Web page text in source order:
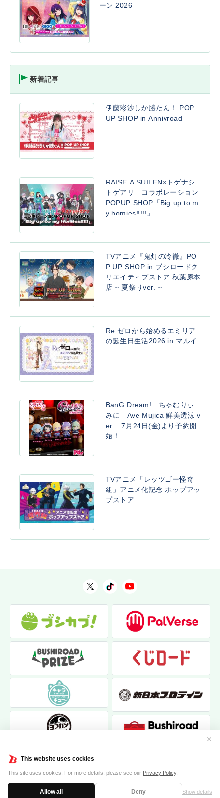
This website uses cookies
This site uses cookies. For more details, please see our Privacy Policy.
Allow all Deny Show details
✕
ーン 2026
新着記事
伊藤彩沙しか勝たん！ POP
UP SHOP in Annivroad
RAISE A SUILEN×トゲナシ
トゲアリ コラボレーション
POPUP SHOP「Big up to m
y homies!!!!!」
TVアニメ『鬼灯の冷徹』PO
P UP SHOP in ブシロードク
リエイティブストア 秋葉原本
店 ~ 夏祭りver. ~
Re:ゼロから始めるエミリア
の誕生日生活2026 in マルイ
BanG Dream! ちゃむりぃ
みに Ave Mujica 鮮美透涼 v
er. 7月24日(金)より予約開
始！
TVアニメ「レッツゴー怪奇
組」アニメ化記念 ポップアッ
プストア